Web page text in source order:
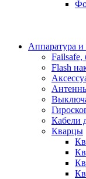
Аппаратура и
Flash
Кабели
Кварцы